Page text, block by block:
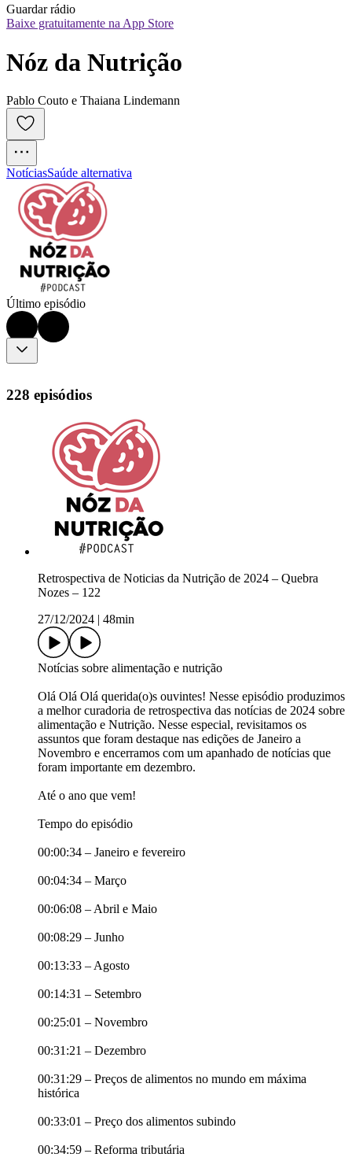
Guardar rádio
Baixe gratuitamente na App Store
Nóz da Nutrição
Pablo Couto e Thaiana Lindemann
NotíciasSaúde alternativa
Último episódio
228 episódios
Retrospectiva de Noticias da Nutrição de 2024 – Quebra
Nozes – 122
27/12/2024
48min
Notícias sobre alimentação e nutrição
Olá Olá Olá querida(o)s ouvintes! Nesse episódio produzimos
a melhor curadoria de retrospectiva das notícias de 2024 sobre
alimentação e Nutrição. Nesse especial, revisitamos os
assuntos que foram destaque nas edições de Janeiro a
Novembro e encerramos com um apanhado de notícias que
foram importante em dezembro.
Até o ano que vem!
Tempo do episódio
00:00:34 – Janeiro e fevereiro
00:04:34 – Março
00:06:08 – Abril e Maio
00:08:29 – Junho
00:13:33 – Agosto
00:14:31 – Setembro
00:25:01 – Novembro
00:31:21 – Dezembro
00:31:29 – Preços de alimentos no mundo em máxima
histórica
00:33:01 – Preço dos alimentos subindo
00:34:59 – Reforma tributária